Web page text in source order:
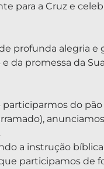
para a Cruz e
profunda alegria e
da promessa da
do pão
a instrução
participamos de